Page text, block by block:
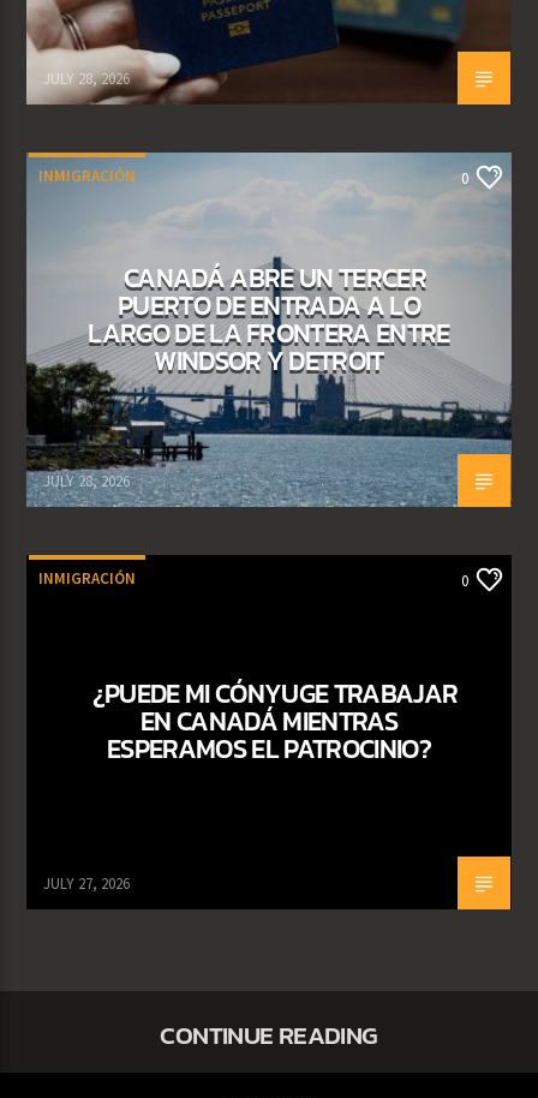
JULY 28, 2026
INMIGRACIÓN 0
CANADÁ ABRE UN TERCER
PUERTO DE ENTRADA A LO
LARGO DE LA FRONTERA ENTRE
WINDSOR Y DETROIT
JULY 28, 2026
INMIGRACIÓN 0
¿PUEDE MI CÓNYUGE TRABAJAR
EN CANADÁ MIENTRAS
ESPERAMOS EL PATROCINIO?
JULY 27, 2026
CONTINUE READING